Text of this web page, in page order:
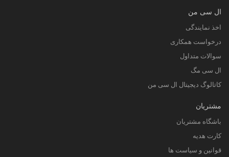
ال سی من
اخذ نمایندگی
درخواست همکاری
سوالات متداول
ال سی مگ
کاتالوگ دیجیتال ال سی من
مشتریان
باشگاه مشتریان
کارت هدیه
قوانین و سیاست ها